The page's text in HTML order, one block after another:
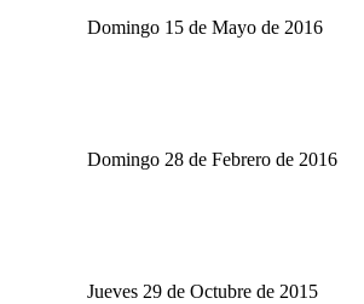
Domingo 15 de Mayo de 2016
Domingo 28 de Febrero de 2016
Jueves 29 de Octubre de 2015